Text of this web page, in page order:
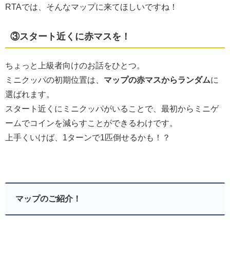
RTAでは、そんなマップに来てほしいですね！
③スタート近くに赤マスを！
ちょっと上級者向けのお話をひとつ。
ミニクッパの初期位置は、 マップの赤マスからランダムに
選ばれます。
スタート近くにミニクッパがいることで、最初からミニゲ
ームでコインを減らすことができるわけです。
上手くいけば、1ターンで1匹倒せるかも！？
マップのご紹介！